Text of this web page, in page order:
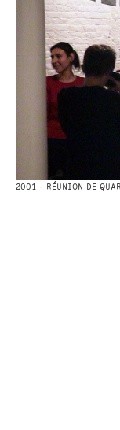
2001 - RÉUNION DE